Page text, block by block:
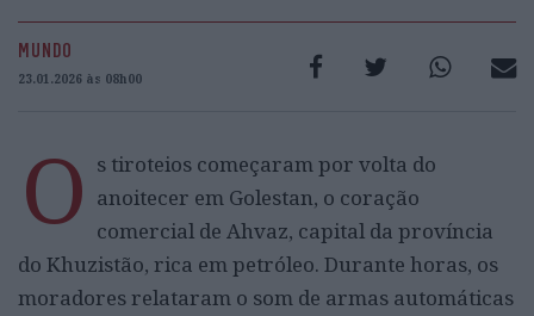
MUNDO
23.01.2026 às 08h00
O s tiroteios começaram por volta do
anoitecer em Golestan, o coração
comercial de Ahvaz, capital da província
do Khuzistão, rica em petróleo. Durante horas, os
moradores relataram o som de armas automáticas